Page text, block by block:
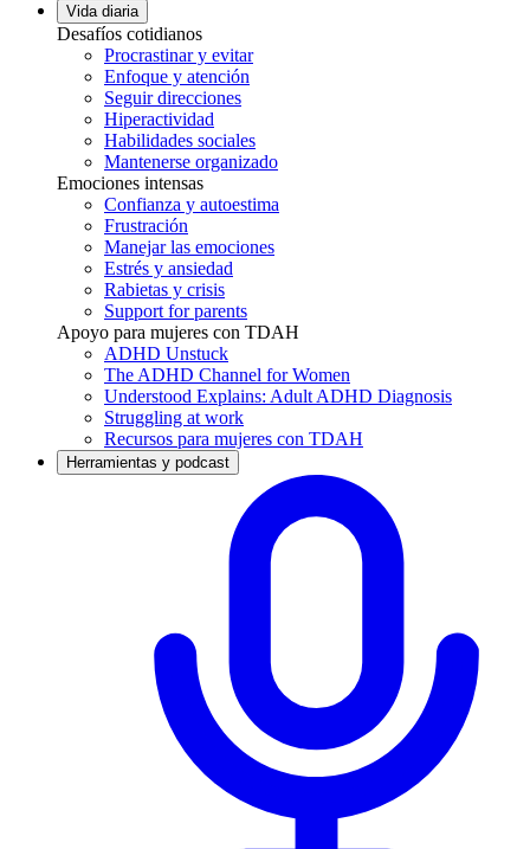
Vida diaria
Desafíos cotidianos
Procrastinar y evitar
Enfoque y atención
Seguir direcciones
Hiperactividad
Habilidades sociales
Mantenerse organizado
Emociones intensas
Confianza y autoestima
Frustración
Manejar las emociones
Estrés y ansiedad
Rabietas y crisis
Support for parents
Apoyo para mujeres con TDAH
ADHD Unstuck
The ADHD Channel for Women
Understood Explains: Adult ADHD Diagnosis
Struggling at work
Recursos para mujeres con TDAH
Herramientas y podcast